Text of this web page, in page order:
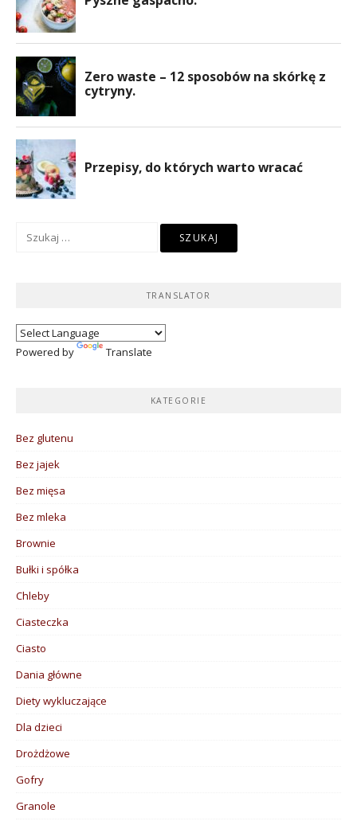
TRANSLATOR
Powered by Translate
KATEGORIE
Bez glutenu
Bez jajek
Bez mięsa
Bez mleka
Brownie
Bułki i spółka
Chleby
Ciasteczka
Ciasto
Dania główne
Diety wykluczające
Dla dzieci
Drożdżowe
Gofry
Granole